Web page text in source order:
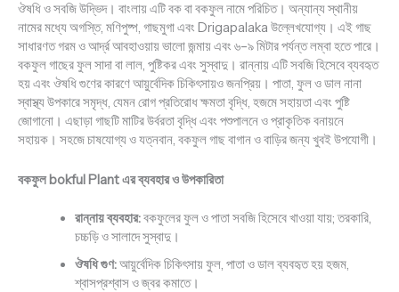
ঔষধি ও সবজি উদ্ভিদ। বাংলায় এটি বক বা বকফুল নামে পরিচিত। অন্যান্য স্থানীয়
নামের মধ্যে অগস্তি, মণিপুষ্প, গাছমুগা এবং Drigapalaka উল্লেখযোগ্য। এই গাছ
সাধারণত গরম ও আর্দ্র আবহাওয়ায় ভালো জন্মায় এবং ৬–৯ মিটার পর্যন্ত লম্বা হতে পারে।
বকফুল গাছের ফুল সাদা বা লাল, পুষ্টিকর এবং সুস্বাদু। রান্নায় এটি সবজি হিসেবে ব্যবহৃত
হয় এবং ঔষধি গুণের কারণে আয়ুর্বেদিক চিকিৎসায়ও জনপ্রিয়। পাতা, ফুল ও ডাল নানা
স্বাস্থ্য উপকারে সমৃদ্ধ, যেমন রোগ প্রতিরোধ ক্ষমতা বৃদ্ধি, হজমে সহায়তা এবং পুষ্টি
জোগানো। এছাড়া গাছটি মাটির উর্বরতা বৃদ্ধি এবং পশুপালনে ও প্রাকৃতিক বনায়নে
সহায়ক। সহজে চাষযোগ্য ও যত্নবান, বকফুল গাছ বাগান ও বাড়ির জন্য খুবই উপযোগী।
বকফুল bokful Plant এর ব্যবহার ও উপকারিতা
রান্নায় ব্যবহার:বকফুলের ফুল ও পাতা সবজি হিসেবে খাওয়া যায়; তরকারি,
চচ্চড়ি ও সালাদে সুস্বাদু।
ঔষধি গুণ:আয়ুর্বেদিক চিকিৎসায় ফুল, পাতা ও ডাল ব্যবহৃত হয় হজম,
শ্বাসপ্রশ্বাস ও জ্বর কমাতে।